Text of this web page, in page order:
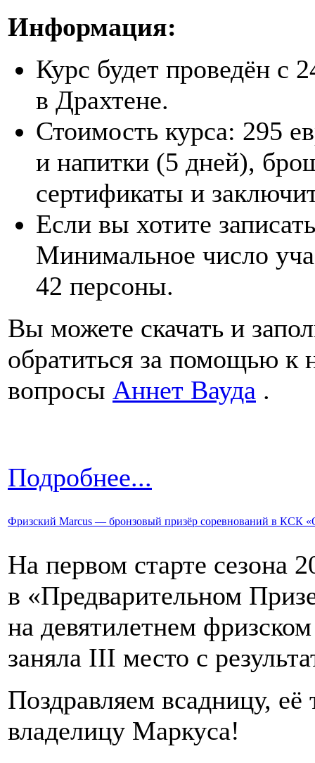
Информация:
Курс будет проведён с
в Драхтене.
Стоимость курса: 295
и напитки (5 дней),
сертификаты и
Если вы хотите
Минимальное число
42 персоны.
Вы можете скачать и
обратиться за помощью к
вопросы Аннет Вауда .
Подробнее...
Фризский Marcus — бронзовый призёр соревнований в КСК
На первом старте сезона
в «Предварительном
на девятилетнем
заняла III место с
Поздравляем всадницу,
владелицу Маркуса!